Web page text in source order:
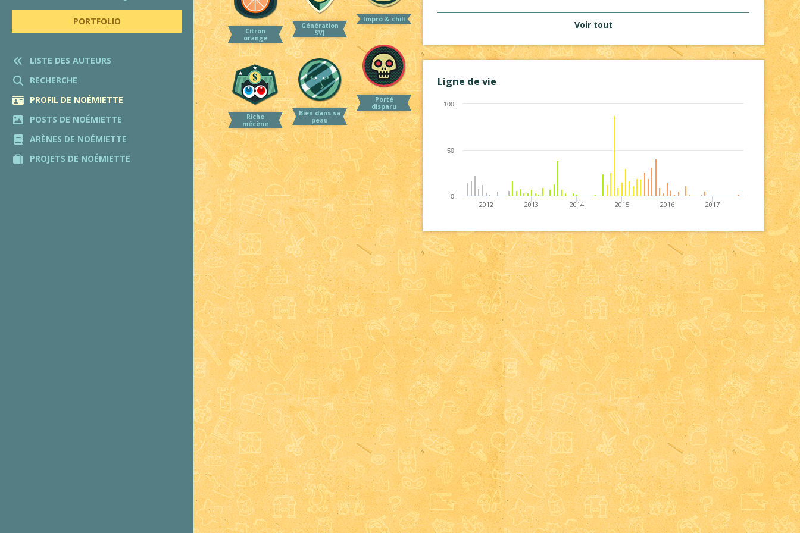
PORTFOLIO
LISTE DES AUTEURS
RECHERCHE
PROFIL DE NOÉMIETTE
POSTS DE NOÉMIETTE
ARÈNES DE NOÉMIETTE
PROJETS DE NOÉMIETTE
Citron
orange
Génération
SVJ
Impro & chill
Porté
disparu
Bien dans sa
peau
Riche
mécène
Voir tout
Ligne de vie
2012 2013 2014 2015 2016 2017
0
50
100